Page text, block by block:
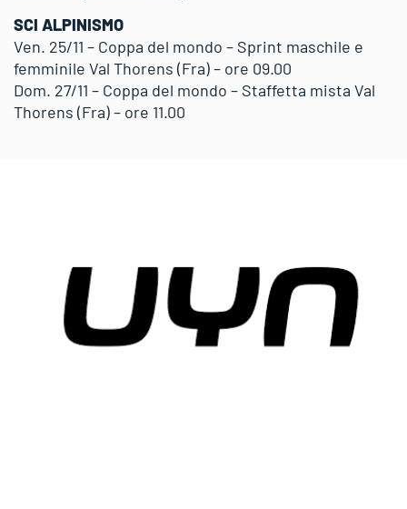
SCI ALPINISMO
Ven. 25/11 – Coppa del mondo – Sprint maschile e
femminile Val Thorens (Fra) – ore 09.00
Dom. 27/11 – Coppa del mondo – Staffetta mista Val
Thorens (Fra) – ore 11.00